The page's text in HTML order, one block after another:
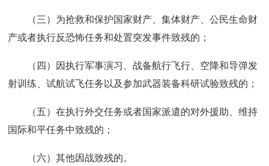
（三）为抢救和保护国家财产、集体财产、公民生命财
产或者执行反恐怖任务和处置突发事件致残的；
（四）因执行军事演习、战备航行飞行、空降和导弹发
射训练、试航试飞任务以及参加武器装备科研试验致残的；
（五）在执行外交任务或者国家派遣的对外援助、维持
国际和平任务中致残的；
（六）其他因战致残的。